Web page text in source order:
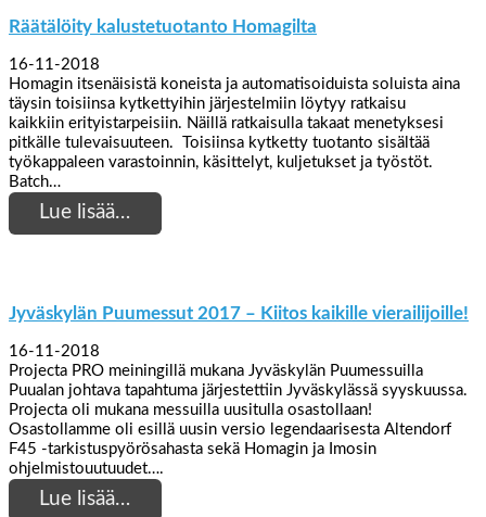
Räätälöity kalustetuotanto Homagilta
16-11-2018
Homagin itsenäisistä koneista ja automatisoiduista soluista aina
täysin toisiinsa kytkettyihin järjestelmiin löytyy ratkaisu
kaikkiin erityistarpeisiin. Näillä ratkaisulla takaat menetyksesi
pitkälle tulevaisuuteen. Toisiinsa kytketty tuotanto sisältää
työkappaleen varastoinnin, käsittelyt, kuljetukset ja työstöt.
Batch…
Lue lisää…
Jyväskylän Puumessut 2017 – Kiitos kaikille vierailijoille!
16-11-2018
Projecta PRO meiningillä mukana Jyväskylän Puumessuilla
Puualan johtava tapahtuma järjestettiin Jyväskylässä syyskuussa.
Projecta oli mukana messuilla uusitulla osastollaan!
Osastollamme oli esillä uusin versio legendaarisesta Altendorf
F45 -tarkistuspyörösahasta sekä Homagin ja Imosin
ohjelmistouutuudet….
Lue lisää…